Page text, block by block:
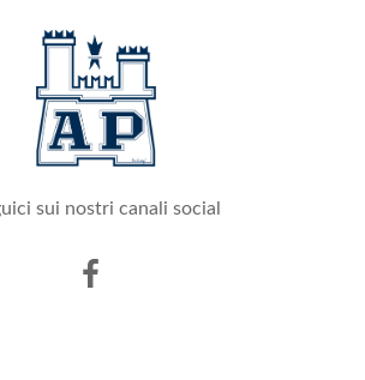
sui nostri canali social